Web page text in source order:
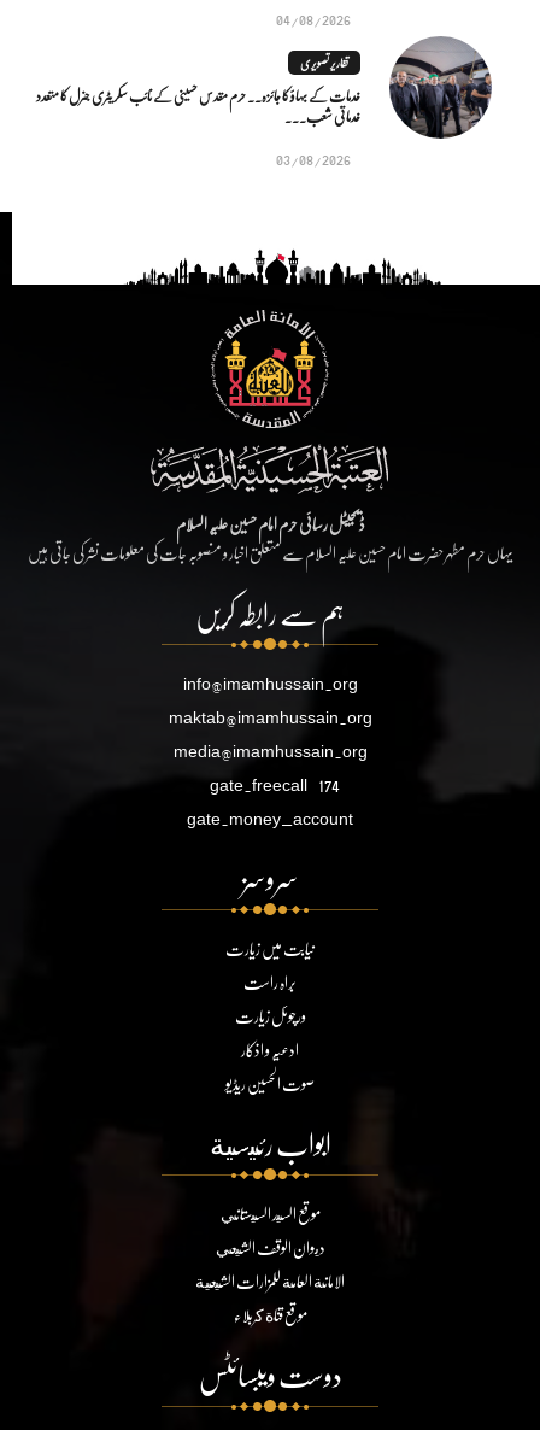
04/08/2026
تقاریر تصویری
خدمات کے بہاؤ کا جائزہ.. حرم مقدس حسینی کے نائب سکریٹری جنرل کا متعدد
خدماتی شعب...
03/08/2026
ڈیجیٹل رسائی حرم امام حسین علیہ السلام
یہاں حرم مطہر حضرت امام حسین علیہ السلام سے متعلق اخبار و منصوبہ جات کی معلومات نشر کی جاتی ہیں
ہم سے رابطہ کریں
info@imamhussain.org
maktab@imamhussain.org
media@imamhussain.org
gate.freecall 174
gate.money_account
سروسز
نیابت میں زیارت
براہ راست
ورچوئل زیارت
ادعیہ و اذکار
صوت الحسین ریڈیو
ابواب رئيسية
موقع السيد السيستاني
ديوان الوقف الشيعي
الامانة العامة للمزارات الشيعية
موقع قناة كربلاء
دوست ویبسائٹس